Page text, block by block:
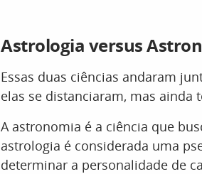
Astrologia versus
Essas duas ciências andaram
elas se distanciaram, mas ainda
A astronomia é a ciência que
astrologia é considerada uma
determinar a personalidade de